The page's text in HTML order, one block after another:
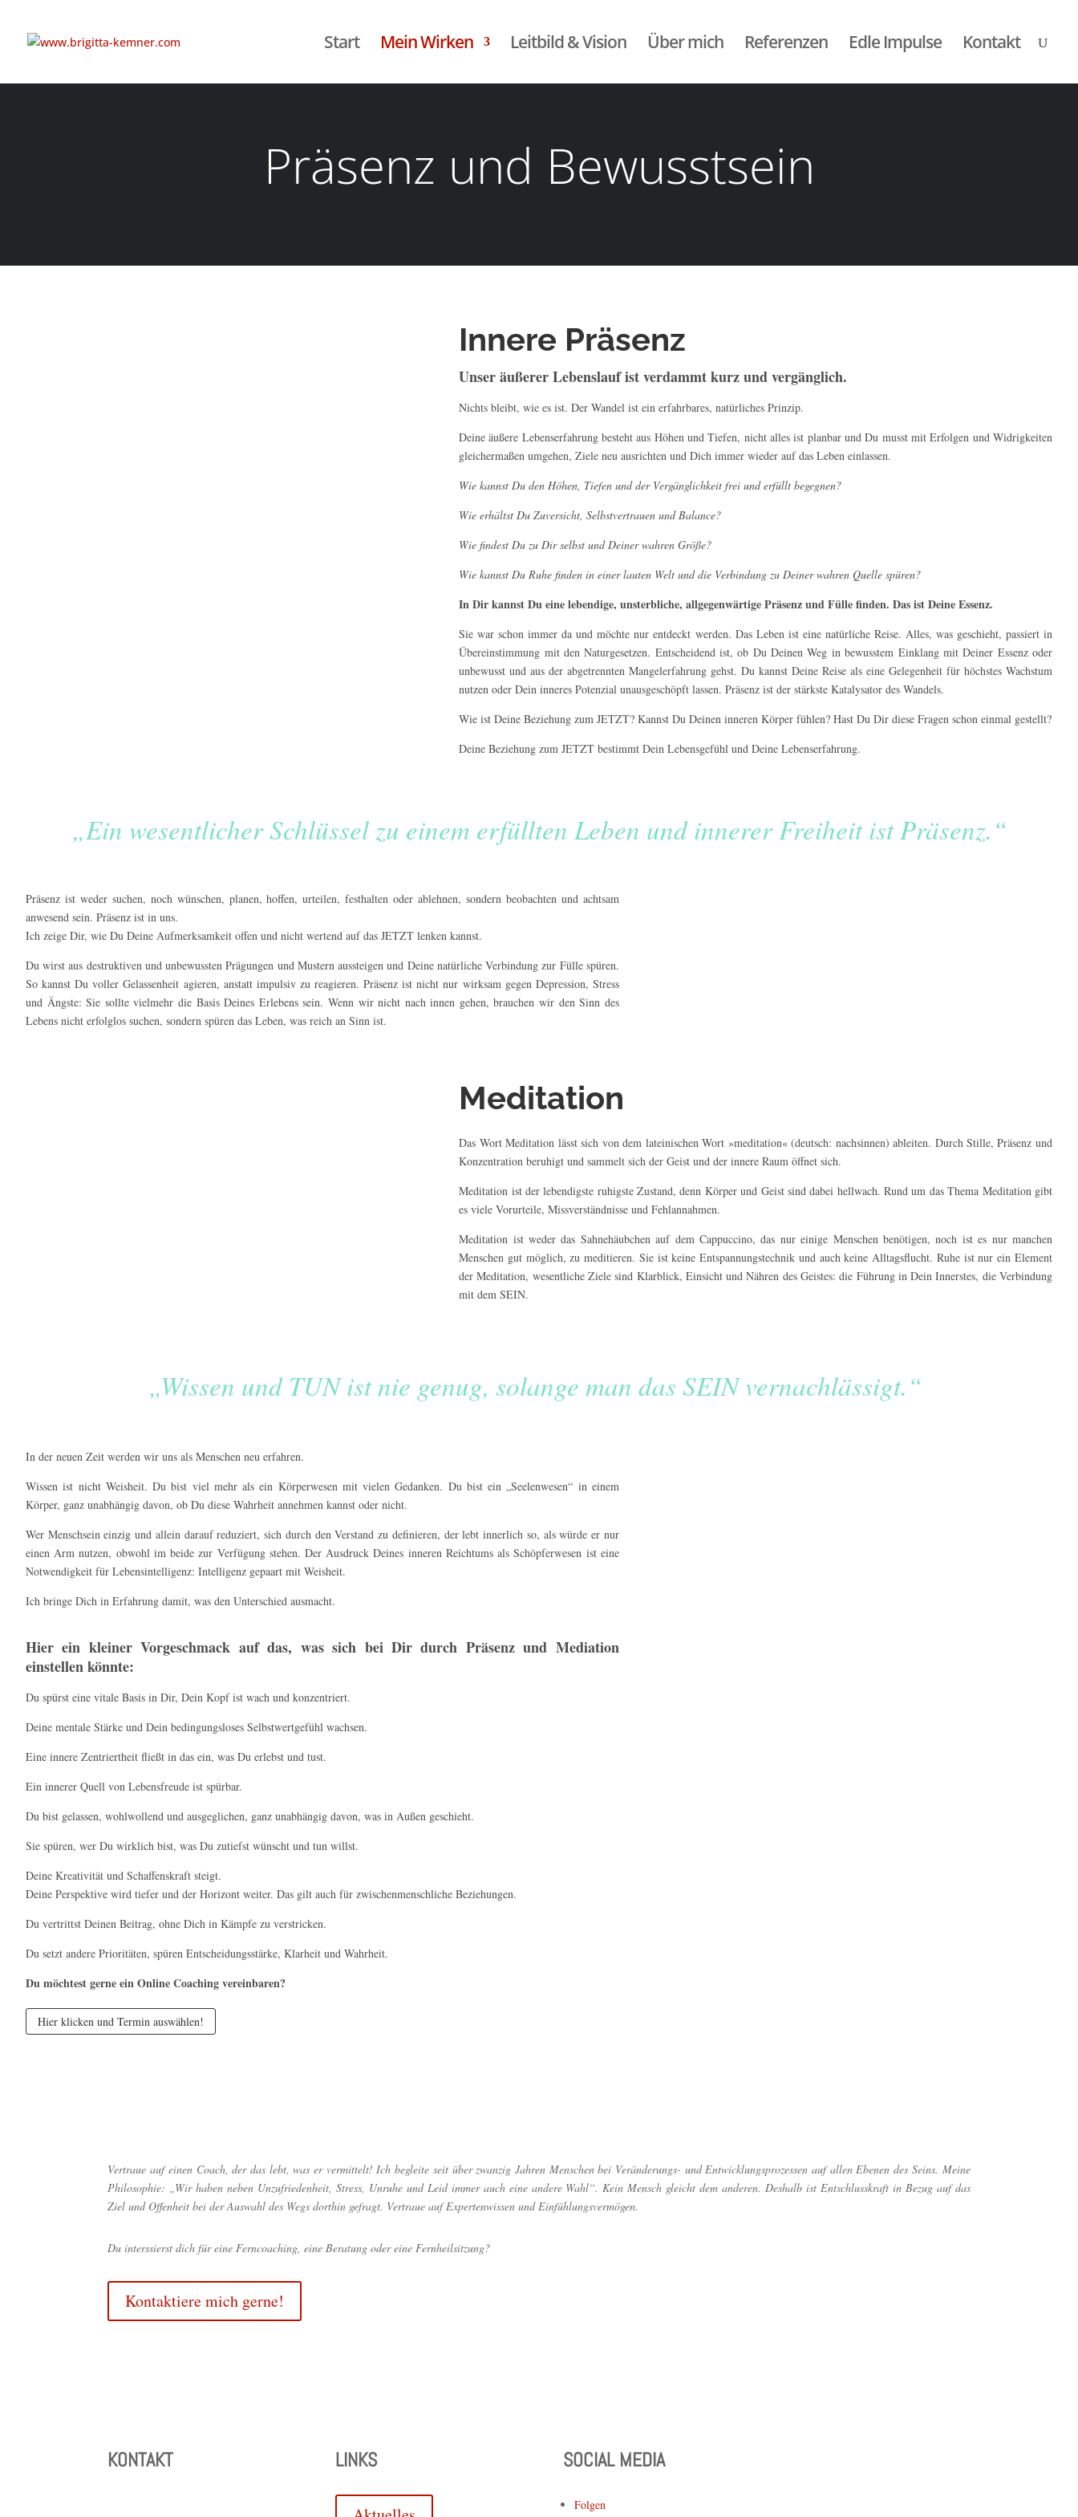
Start Mein Wirken Leitbild & Vision Über mich Referenzen Edle Impulse Kontakt
Präsenz und Bewusstsein
Innere Präsenz
Unser äußerer Lebenslauf ist verdammt kurz und vergänglich.
Nichts bleibt, wie es ist. Der Wandel ist ein erfahrbares, natürliches Prinzip.
Deine äußere Lebenserfahrung besteht aus Höhen und Tiefen, nicht alles ist planbar und Du musst mit Erfolgen und Widrigkeiten
gleichermaßen umgehen, Ziele neu ausrichten und Dich immer wieder auf das Leben einlassen.
Wie kannst Du den Höhen, Tiefen und der Vergänglichkeit frei und erfüllt begegnen?
Wie erhältst Du Zuversicht, Selbstvertrauen und Balance?
Wie findest Du zu Dir selbst und Deiner wahren Größe?
Wie kannst Du Ruhe finden in einer lauten Welt und die Verbindung zu Deiner wahren Quelle spüren?
In Dir kannst Du eine lebendige, unsterbliche, allgegenwärtige Präsenz und Fülle finden. Das ist Deine Essenz.
Sie war schon immer da und möchte nur entdeckt werden. Das Leben ist eine natürliche Reise. Alles, was geschieht, passiert in
Übereinstimmung mit den Naturgesetzen. Entscheidend ist, ob Du Deinen Weg in bewusstem Einklang mit Deiner Essenz oder
unbewusst und aus der abgetrennten Mangelerfahrung gehst. Du kannst Deine Reise als eine Gelegenheit für höchstes Wachstum
nutzen oder Dein inneres Potenzial unausgeschöpft lassen. Präsenz ist der stärkste Katalysator des Wandels.
Wie ist Deine Beziehung zum JETZT? Kannst Du Deinen inneren Körper fühlen? Hast Du Dir diese Fragen schon einmal gestellt?
Deine Beziehung zum JETZT bestimmt Dein Lebensgefühl und Deine Lebenserfahrung.
„Ein wesentlicher Schlüssel zu einem erfüllten Leben und innerer Freiheit ist Präsenz.“
Präsenz ist weder suchen, noch wünschen, planen, hoffen, urteilen, festhalten oder ablehnen, sondern beobachten und achtsam
anwesend sein. Präsenz ist in uns.
Ich zeige Dir, wie Du Deine Aufmerksamkeit offen und nicht wertend auf das JETZT lenken kannst.
Du wirst aus destruktiven und unbewussten Prägungen und Mustern aussteigen und Deine natürliche Verbindung zur Fülle spüren.
So kannst Du voller Gelassenheit agieren, anstatt impulsiv zu reagieren. Präsenz ist nicht nur wirksam gegen Depression, Stress
und Ängste: Sie sollte vielmehr die Basis Deines Erlebens sein. Wenn wir nicht nach innen gehen, brauchen wir den Sinn des
Lebens nicht erfolglos suchen, sondern spüren das Leben, was reich an Sinn ist.
Meditation
Das Wort Meditation lässt sich von dem lateinischen Wort »meditation« (deutsch: nachsinnen) ableiten. Durch Stille, Präsenz und
Konzentration beruhigt und sammelt sich der Geist und der innere Raum öffnet sich.
Meditation ist der lebendigste ruhigste Zustand, denn Körper und Geist sind dabei hellwach. Rund um das Thema Meditation gibt
es viele Vorurteile, Missverständnisse und Fehlannahmen.
Meditation ist weder das Sahnehäubchen auf dem Cappuccino, das nur einige Menschen benötigen, noch ist es nur manchen
Menschen gut möglich, zu meditieren. Sie ist keine Entspannungstechnik und auch keine Alltagsflucht. Ruhe ist nur ein Element
der Meditation, wesentliche Ziele sind Klarblick, Einsicht und Nähren des Geistes: die Führung in Dein Innerstes, die Verbindung
mit dem SEIN.
„Wissen und TUN ist nie genug, solange man das SEIN vernachlässigt.“
In der neuen Zeit werden wir uns als Menschen neu erfahren.
Wissen ist nicht Weisheit. Du bist viel mehr als ein Körperwesen mit vielen Gedanken. Du bist ein „Seelenwesen“ in einem
Körper, ganz unabhängig davon, ob Du diese Wahrheit annehmen kannst oder nicht.
Wer Menschsein einzig und allein darauf reduziert, sich durch den Verstand zu definieren, der lebt innerlich so, als würde er nur
einen Arm nutzen, obwohl im beide zur Verfügung stehen. Der Ausdruck Deines inneren Reichtums als Schöpferwesen ist eine
Notwendigkeit für Lebensintelligenz: Intelligenz gepaart mit Weisheit.
Ich bringe Dich in Erfahrung damit, was den Unterschied ausmacht.
Hier ein kleiner Vorgeschmack auf das, was sich bei Dir durch Präsenz und Mediation
einstellen könnte:
Du spürst eine vitale Basis in Dir, Dein Kopf ist wach und konzentriert.
Deine mentale Stärke und Dein bedingungsloses Selbstwertgefühl wachsen.
Eine innere Zentriertheit fließt in das ein, was Du erlebst und tust.
Ein innerer Quell von Lebensfreude ist spürbar.
Du bist gelassen, wohlwollend und ausgeglichen, ganz unabhängig davon, was in Außen geschieht.
Sie spüren, wer Du wirklich bist, was Du zutiefst wünscht und tun willst.
Deine Kreativität und Schaffenskraft steigt.
Deine Perspektive wird tiefer und der Horizont weiter. Das gilt auch für zwischenmenschliche Beziehungen.
Du vertrittst Deinen Beitrag, ohne Dich in Kämpfe zu verstricken.
Du setzt andere Prioritäten, spüren Entscheidungsstärke, Klarheit und Wahrheit.
Du möchtest gerne ein Online Coaching vereinbaren?
Hier klicken und Termin auswählen!
Vertraue auf einen Coach, der das lebt, was er vermittelt! Ich begleite seit über zwanzig Jahren Menschen bei Veränderungs- und Entwicklungsprozessen auf allen Ebenen des Seins. Meine
Philosophie: „Wir haben neben Unzufriedenheit, Stress, Unruhe und Leid immer auch eine andere Wahl“. Kein Mensch gleicht dem anderen. Deshalb ist Entschlusskraft in Bezug auf das
Ziel und Offenheit bei der Auswahl des Wegs dorthin gefragt. Vertraue auf Expertenwissen und Einfühlungsvermögen.
Du interssierst dich für eine Ferncoaching, eine Beratung oder eine Fernheilsitzung?
Kontaktiere mich gerne!
KONTAKT LINKS SOCIAL MEDIA
Folgen